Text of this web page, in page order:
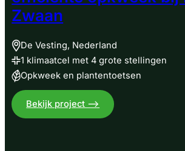
Zwaan
De Vesting, Nederland
1 klimaatcel met 4 grote stellingen
Opkweek en plantentoetsen
Bekijk project –>
Geavanceerde